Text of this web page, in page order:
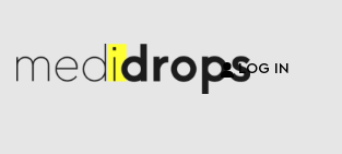
LOG IN